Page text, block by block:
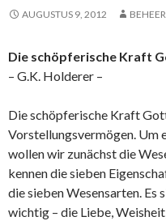
AUGUSTUS 9, 2012
Die schöpferische Kraft
– G.K. Holderer –
Die schöpferische Kraft
Vorstellungsvermögen. Um
wollen wir zunächst die
kennen die sieben
die sieben Wesensarten. Es
wichtig – die Liebe,